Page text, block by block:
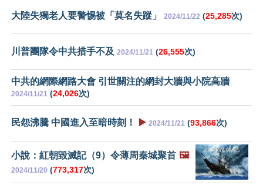
大陸失獨老人要警惕被「莫名失蹤」 2024/11/22 (25,285次)
川普團隊令中共措手不及 2024/11/21 (26,555次)
中共的網際網路大會 引世關注的網封大牆與小院高牆
2024/11/21 (24,026次)
民怨沸騰 中國進入至暗時刻！ ▶️ 2024/11/21 (93,866次)
小說：紅朝毀滅記（9）令薄周秦城聚首 🖼️
2024/11/20 (773,317次)